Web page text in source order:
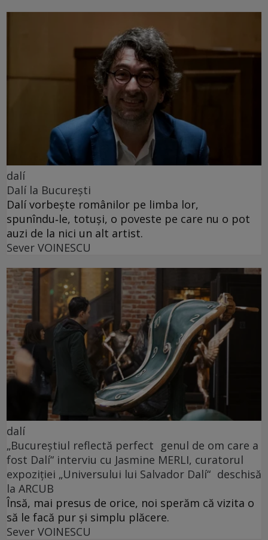
dalí
Dalí la București
Dalí vorbește românilor pe limba lor,
spunîndu‑le, totuși, o poveste pe care nu o pot
auzi de la nici un alt artist.
Sever VOINESCU
dalí
„Bucureștiul reflectă perfect genul de om care a
fost Dalí“ interviu cu Jasmine MERLI, curatorul
expoziției „Universului lui Salvador Dalí“ deschisă
la ARCUB
Însă, mai presus de orice, noi sperăm că vizita o
să le facă pur și simplu plăcere.
Sever VOINESCU